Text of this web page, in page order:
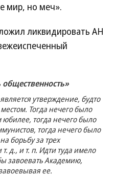
мир, но меч».
ликвидировать АН
утверждение, будто
Тогда нечего было
тогда нечего было
тогда нечего было
борьбу за трех
д., и т. п. Идти туда имело
завоевать Академию,
ее.